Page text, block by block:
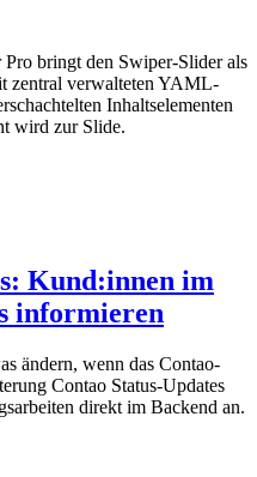
Pro bringt den Swiper-Slider als
zentral verwalteten YAML-
Inhaltselementen
wird zur Slide.
Kund:innen im
informieren
ändern, wenn das Contao-
Contao Status-Updates
direkt im Backend an.